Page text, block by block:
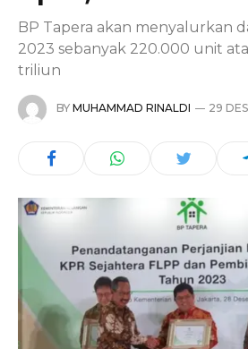
BP Tapera akan menyalurkan
2023 sebanyak 220.000 unit
triliun
BY MUHAMMAD RINALDI 29